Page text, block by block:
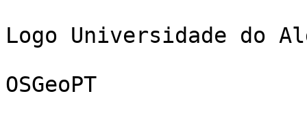
Logo Universidade do
OSGeoPT